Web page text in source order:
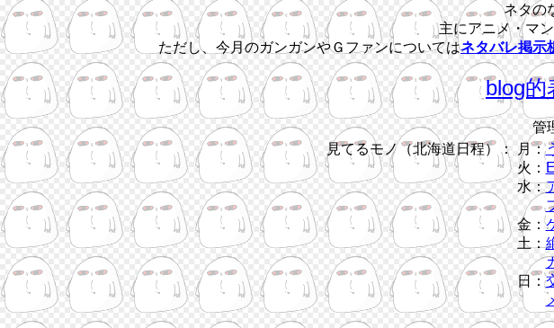
ネタの
主にアニメ・マ
ただし、今月のガンガンやＧファンについてはネタバレ掲示
blog的
管
見てるモノ（北海道日程）：
月：
火：
水：
金：
土：
日：